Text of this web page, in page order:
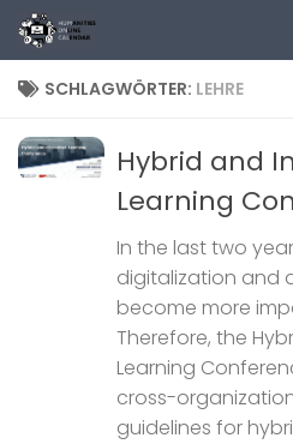
Zum Inhalt springen
SCHLAGWÖRTER: LEHRE
Hybrid and
Learning
In the last two
digitalization and
become more
Therefore, the
Learning
cross-
guidelines for